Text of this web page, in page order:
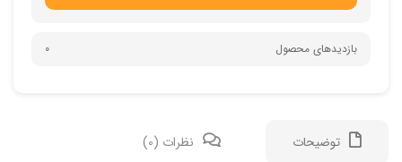
بازدیدهای محصول 0
توضیحات نظرات (0)